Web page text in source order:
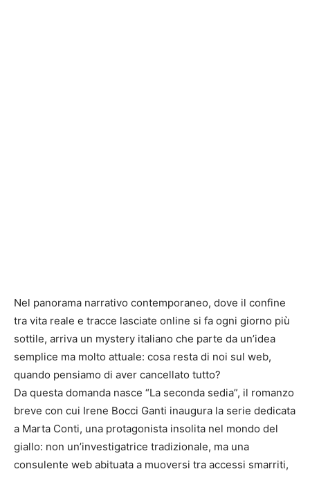
Nel panorama narrativo contemporaneo, dove il confine
tra vita reale e tracce lasciate online si fa ogni giorno più
sottile, arriva un mystery italiano che parte da un’idea
semplice ma molto attuale: cosa resta di noi sul web,
quando pensiamo di aver cancellato tutto?
Da questa domanda nasce “La seconda sedia”, il romanzo
breve con cui Irene Bocci Ganti inaugura la serie dedicata
a Marta Conti, una protagonista insolita nel mondo del
giallo: non un’investigatrice tradizionale, ma una
consulente web abituata a muoversi tra accessi smarriti,